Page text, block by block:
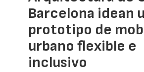
Barcelona idean
prototipo de
urbano flexible e
inclusivo